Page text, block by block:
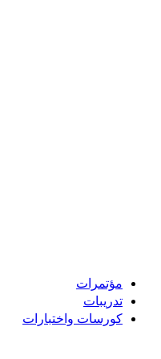
مؤتمرات
تدريبات
كورسات واختبارات